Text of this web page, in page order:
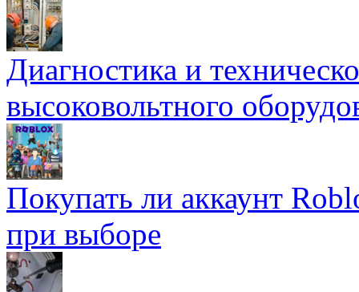
Диагностика и
высоковольтного
Покупать ли аккаунт
при выборе